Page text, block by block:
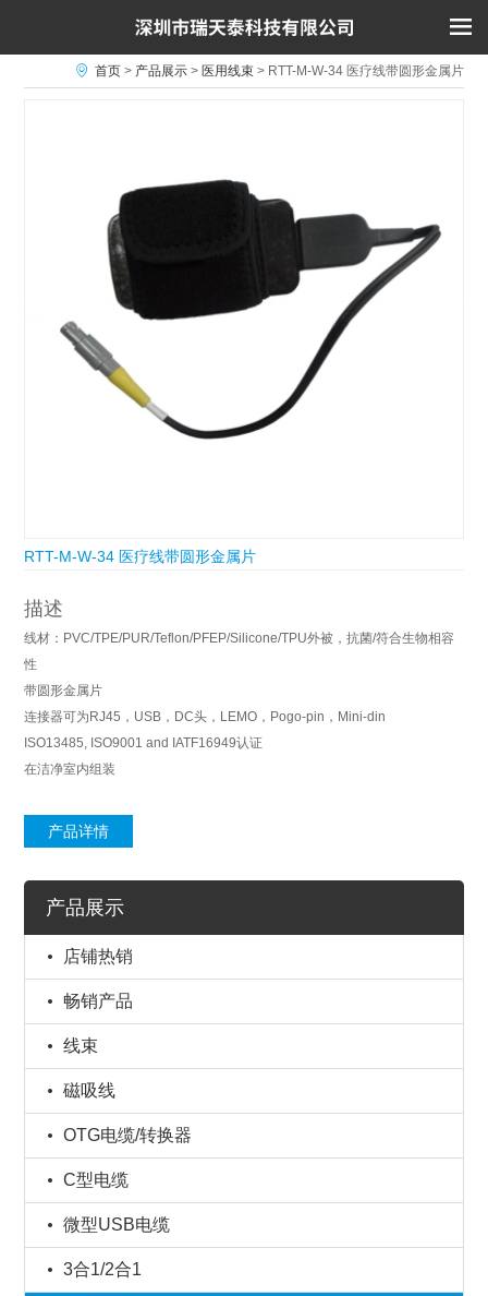
首页> 产品展示> 医用线束> RTT-M-W-34 医疗线带圆形金属片
RTT-M-W-34 医疗线带圆形金属片
描述
线材：PVC/TPE/PUR/Teflon/PFEP/Silicone/TPU外被，抗菌/符合生物相容
性
带圆形金属片
连接器可为RJ45，USB，DC头，LEMO，Pogo-pin，Mini-din
ISO13485, ISO9001 and IATF16949认证
在洁净室内组装
产品详情
产品展示
店铺热销
畅销产品
线束
磁吸线
OTG电缆/转换器
C型电缆
微型USB电缆
3合1/2合1